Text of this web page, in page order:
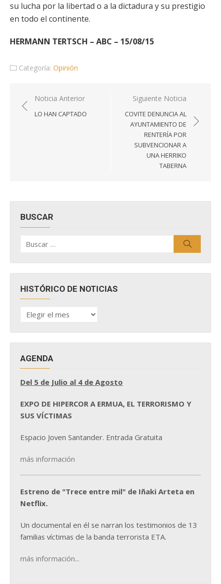
su lucha por la libertad o a la dictadura y su prestigio
en todo el continente.
HERMANN TERTSCH – ABC – 15/08/15
Categoría: Opinión
Navegación
de
Noticia Anterior
LO HAN CAPTADO
Siguiente Noticia
COVITE DENUNCIA AL
AYUNTAMIENTO DE
RENTERÍA POR
SUBVENCIONAR A
UNA HERRIKO
TABERNA
BUSCAR
por:
HISTÓRICO DE NOTICIAS
HISTÓRICO
DE
AGENDA
Del 5 de Julio al 4 de Agosto
EXPO DE HIPERCOR A ERMUA, EL TERRORISMO Y
SUS VÍCTIMAS
Espacio Joven Santander. Entrada Gratuita
más información
Estreno de "Trece entre mil" de Iñaki Arteta en
Netflix.
Un documental en él se narran los testimonios de 13
familias víctimas de la banda terrorista ETA.
más información...